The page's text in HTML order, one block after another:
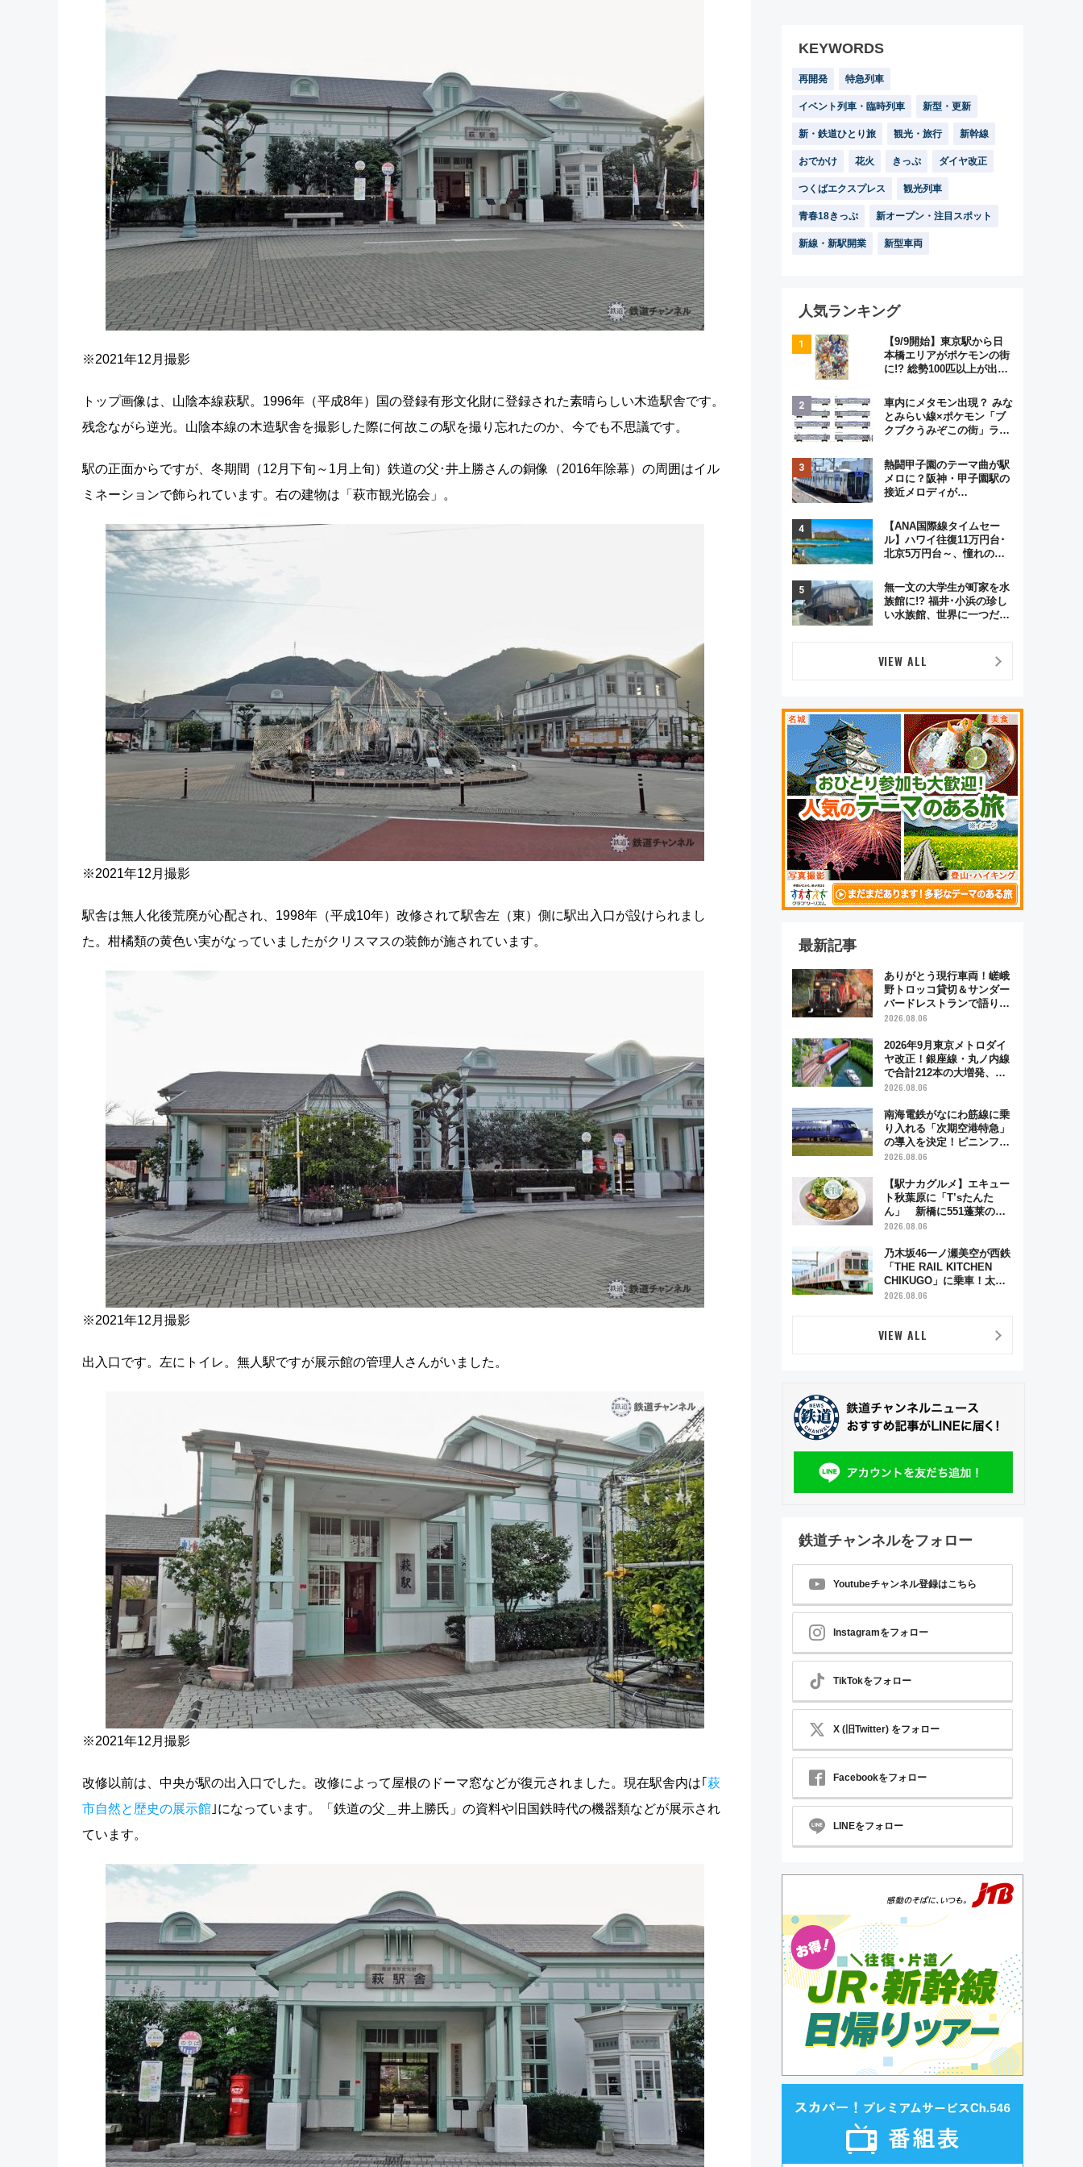
※2021年12月撮影
トップ画像は、山陰本線萩駅。1996年（平成8年）国の登録有形文化財に登録された素晴らしい木造駅舎です。
残念ながら逆光。山陰本線の木造駅舎を撮影した際に何故この駅を撮り忘れたのか、今でも不思議です。
駅の正面からですが、冬期間（12月下旬～1月上旬）鉄道の父･井上勝さんの銅像（2016年除幕）の周囲はイル
ミネーションで飾られています。右の建物は「萩市観光協会」。
※2021年12月撮影
駅舎は無人化後荒廃が心配され、1998年（平成10年）改修されて駅舎左（東）側に駅出入口が設けられまし
た。柑橘類の黄色い実がなっていましたがクリスマスの装飾が施されています。
※2021年12月撮影
出入口です。左にトイレ。無人駅ですが展示館の管理人さんがいました。
※2021年12月撮影
改修以前は、中央が駅の出入口でした。改修によって屋根のドーマ窓などが復元されました。現在駅舎内は｢ 萩
市自然と歴史の展示館 ｣になっています。「鉄道の父＿井上勝氏」の資料や旧国鉄時代の機器類などが展示され
ています。
KEYWORDS
再開発 特急列車
イベント列車・臨時列車 新型・更新
新・鉄道ひとり旅 観光・旅行 新幹線
おでかけ 花火 きっぷ ダイヤ改正
つくばエクスプレス 観光列車
青春18きっぷ 新オープン・注目スポット
新線・新駅開業 新型車両
人気ランキング
【9/9開始】東京駅から日
本橋エリアがポケモンの街
に!? 総勢100匹以上が出現
格謎解き・グッズ情報まと
め
車内にメタモン出現？ みな
とみらい線×ポケモン「ブ
クブクうみぞこの街」ラッ
この夏は直通列車で横浜
へ！
熱闘甲子園のテーマ曲が駅
メロに？阪神・甲子園駅の
接近メロディが
実アレンジの特別仕様へ、
8月5日始発から
【ANA国際線タイムセー
ル】ハワイ往復11万円台･
北京5万円台～、憧れのビ
GW旅行まで狙える激アツ
路線まとめ（8/10まで）
無一文の大学生が町家を水
族館に!? 福井･小浜の珍し
い水族館、世界に一つだけ
第2弾
VIEW ALL
最新記事
ありがとう現行車両！嵯峨
野トロッコ貸切＆サンダー
バードレストランで語り合
う秋の京都 斉藤雪乃＆福
日「京都の鉄道満喫ツア
ー」開催
2026.08.06
2026年9月東京メトロダイ
ヤ改正！銀座線・丸ノ内線
で合計212本の大増発、混
雑緩和に期待
2026.08.06
南海電鉄がなにわ筋線に乗
り入れる「次期空港特急」
の導入を決定！ピニンファ
リーナによる日本初の鉄道
2026.08.06
【駅ナカグルメ】エキュー
ト秋葉原に「T’sたんた
ん」 新橋に551蓬莱の
DNAを継ぐ「東京豚饅」、
まご」新グルメ続々登場！
【2026年8月】
2026.08.06
乃木坂46一ノ瀬美空が西鉄
「THE RAIL KITCHEN
CHIKUGO」に乗車！太宰
府･柳川を巡る福岡観光列
2026.08.06
VIEW ALL
鉄道チャンネルをフォロー
Youtubeチャンネル登録はこちら
Instagramをフォロー
TikTokをフォロー
X (旧Twitter) をフォロー
Facebookをフォロー
LINEをフォロー